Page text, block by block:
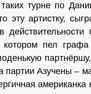
турне по
артистку,
котором пел
партии Азучены –
американка